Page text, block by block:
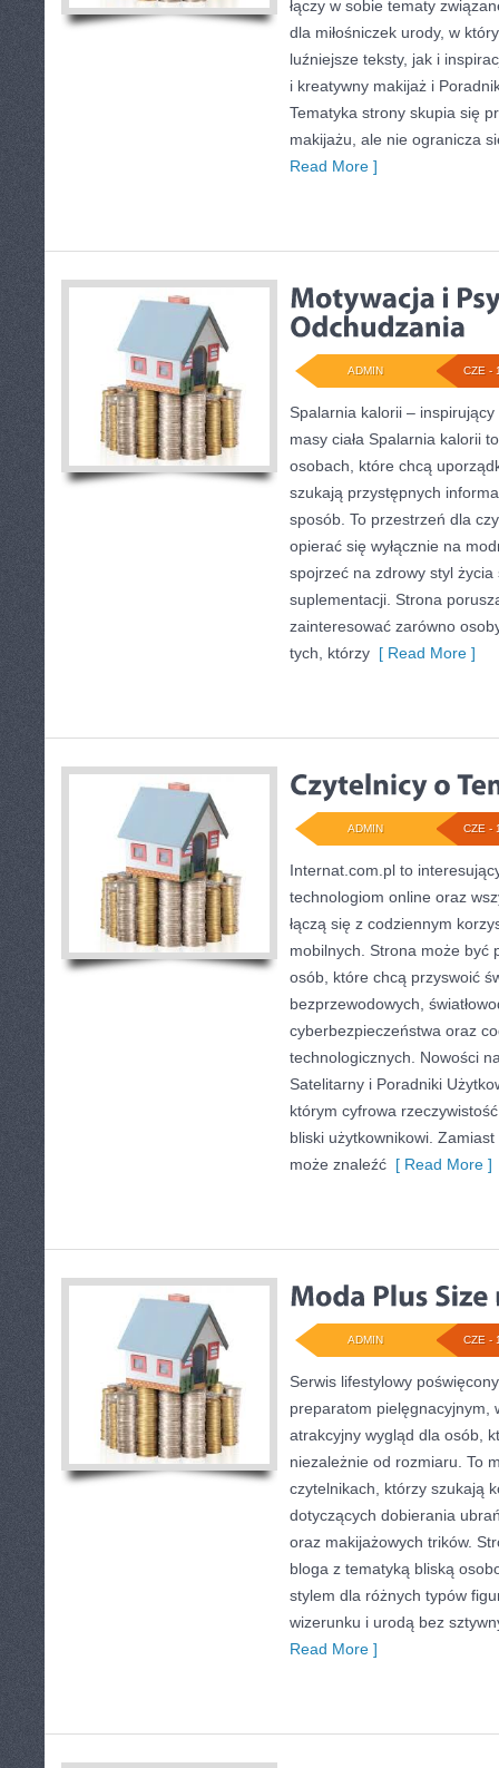
łączy w sobie tematy
dla miłośniczek urody, w
luźniejsze teksty, jak i
i kreatywny makijaż i
Tematyka strony skupia się
makijażu, ale nie ogranicza
Read More ]
CZE -
ADMIN
Spalarnia kalorii –
masy ciała Spalarnia kalorii
osobach, które chcą
szukają przystępnych
sposób. To przestrzeń dla
opierać się wyłącznie na
spojrzeć na zdrowy styl
suplementacji. Strona
zainteresować zarówno
tych, którzy [ Read More ]
CZE -
ADMIN
Internat.com.pl to
technologiom online oraz
łączą się z codziennym
mobilnych. Strona może być
osób, które chcą przyswoić
bezprzewodowych,
cyberbezpieczeństwa oraz
technologicznych. Nowości
Satelitarny i Poradniki
którym cyfrowa
bliski użytkownikowi.
może znaleźć [ Read More ]
CZE -
ADMIN
Serwis lifestylowy
preparatom pielęgnacyjnym,
atrakcyjny wygląd dla osób,
niezależnie od rozmiaru. To
czytelnikach, którzy szukają
dotyczących dobierania
oraz makijażowych trików.
bloga z tematyką bliską
stylem dla różnych typów
wizerunku i urodą bez
Read More ]